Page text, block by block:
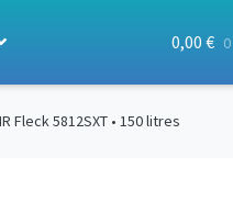
0,00 €
Fleck 5812SXT • 150 litres